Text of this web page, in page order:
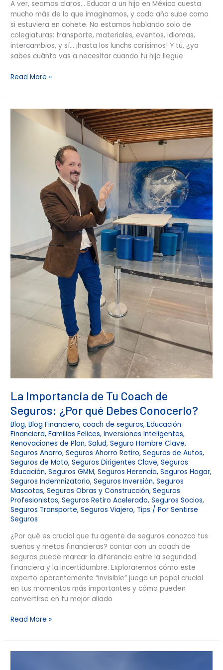
A ver, seamos claros… Educar a un hijo en México cuesta
mucho más de lo que imaginamos, y cada año sube como
si estuviera en cohete. No estamos hablando solo de
colegiaturas: transporte, materiales, eventos, idiomas,
intercambios, y sí… ¡hasta los lunchs carísimos! Y tú, ¿ya
sabes cuánto vas a necesitar cuando tu hijo llegue
Read More »
La Importancia de Tu Coach de
Seguros: ¿Por qué Debes Conocerlo?
Blog,Blog Financiero,coach de seguros,Educación
Financiera,Familias Felices,Inversiones Inteligentes,
Renovaciones de Plan,Salud,Seguro Hombre Clave,
Seguros Ahorro,Seguros Ahorro Retiro,Seguros de Autos,
Seguros de Moto,Seguros Dirigentes Clave,Seguros
Educación,Seguros GMM,Seguros Herencia,Seguros Hogar,
Seguros Indemnizatorio,Seguros Inversión,Seguros
Mascotas,Seguros Obras y Construcción,Seguros
Profesionistas,Seguros Retiro Acelerado,Seguros Socios,
Seguros Transporte,Seguros Viajero, Tips / PorSentirse
Seguros
¿Por qué es crucial que tu agente de seguros conozca tus
sueños y metas financieras? contar con un coach de
seguros puede marcar la diferencia entre la seguridad
financiera y la incertidumbre. Exploraremos cómo este
experto aparentemente “invisible” juega un papel crucial
en tus momentos más importantes y cómo pueden
convertirse en tu mejor aliado
Importancia
Conocerlo?
Read More »